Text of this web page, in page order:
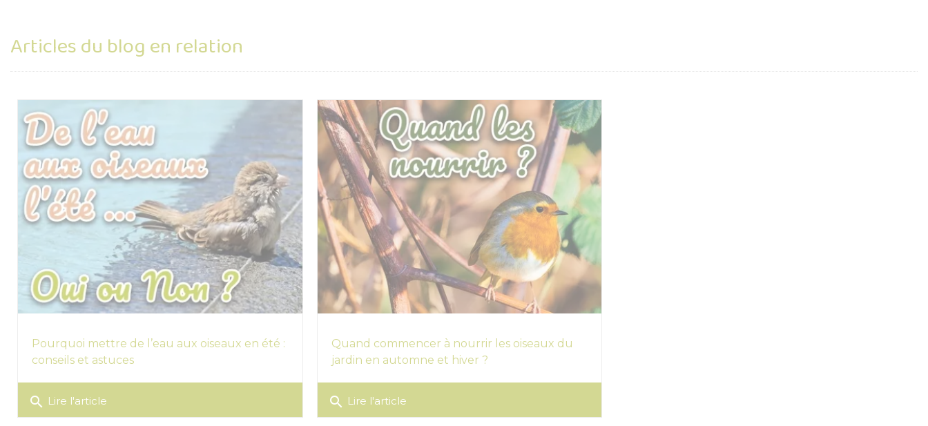
Articles du blog en relation
Pourquoi mettre de l’eau aux oiseaux en été :
conseils et astuces
search Lire l'article
Quand commencer à nourrir les oiseaux du
jardin en automne et hiver ?
search Lire l'article